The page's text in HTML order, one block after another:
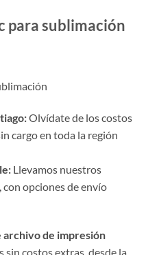
para sublimación
Olvídate de los costos
cargo en toda la región
Llevamos nuestros
opciones de envío
archivo de impresión
costos extras, desde la